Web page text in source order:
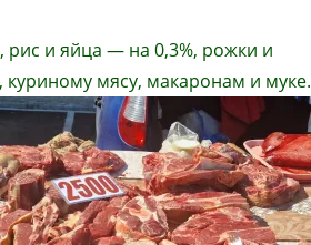
рис и яйца — на 0,3%, рожки и
мясу, макаронам и муке.